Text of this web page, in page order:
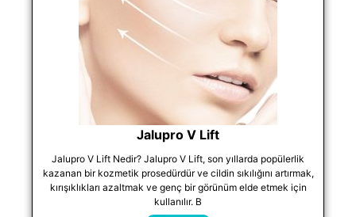
Jalupro V Lift
Jalupro V Lift Nedir? Jalupro V Lift, son yıllarda popülerlik
kazanan bir kozmetik prosedürdür ve cildin sıkılığını artırmak,
kırışıklıkları azaltmak ve genç bir görünüm elde etmek için
kullanılır. B